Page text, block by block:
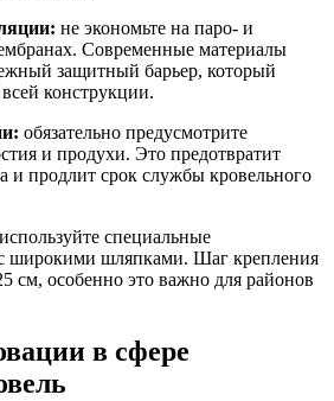
не экономьте на паро- и
Современные материалы
защитный барьер, который
конструкции.
обязательно предусмотрите
и продухи. Это предотвратит
и продлит срок службы кровельного
используйте специальные
широкими шляпками. Шаг крепления
см, особенно это важно для районов
в сфере